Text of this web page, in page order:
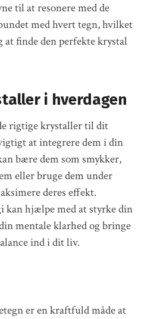
til at resonere med de
med hvert tegn, hvilket
finde den perfekte krystal
i hverdagen
rigtige krystaller til dit
at integrere dem i din
bære dem som smykker,
eller bruge dem under
deres effekt.
kan hjælpe med at styrke din
mentale klarhed og bringe
ind i dit liv.
er en kraftfuld måde at